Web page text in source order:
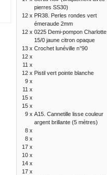
pierres SS30)
12 x PR38. Perles rondes vert
émeraude 2mm
12 x 0225 Demi-pompon Charlotte
15/0 jaune citron opaque
13 x Crochet lunéville n°90
12 x
11 x
12 x Pistil vert pointe blanche
9 x
11 x
15 x
15 x
9 x A15. Cannetille lisse couleur
argent brillante (5 mètres)
8 x
8 x
17 x
10 x
14 x
17 x